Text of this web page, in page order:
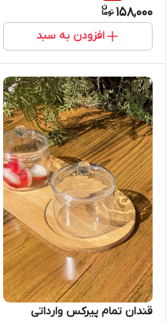
158,000
افزودن به سبد
قندان تمام پیرکس وارداتی